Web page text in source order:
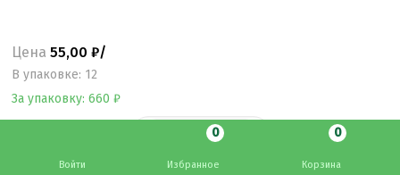
Войти Избранное
0 0
Корзина
Цена 55,00 ₽/
B упаковке: 12
За упаковку: 660 ₽